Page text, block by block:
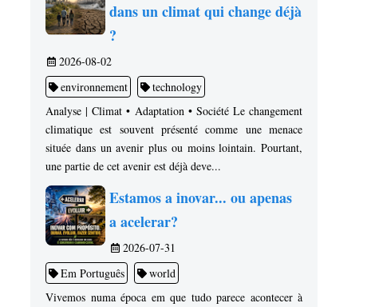
dans un climat qui change déjà
?
2026-08-02
environnement
technology
Analyse | Climat • Adaptation • Société Le changement
climatique est souvent présenté comme une menace
située dans un avenir plus ou moins lointain. Pourtant,
une partie de cet avenir est déjà deve...
Estamos a inovar... ou apenas
a acelerar?
2026-07-31
Em Português
world
Vivemos numa época em que tudo parece acontecer à